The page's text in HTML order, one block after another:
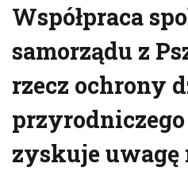
Współpraca
samorządu z
rzecz ochrony
zyskuje uwagę